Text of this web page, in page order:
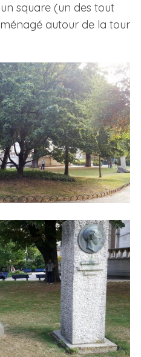
square (un des tout
autour de la tour